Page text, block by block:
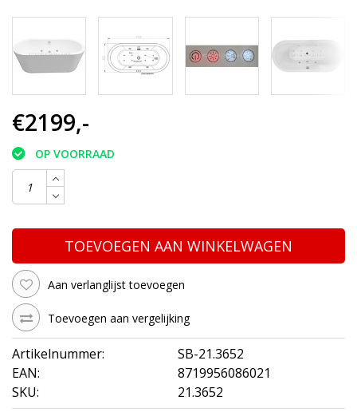
€2199,-
OP VOORRAAD
TOEVOEGEN AAN WINKELWAGEN
Aan verlanglijst toevoegen
Toevoegen aan vergelijking
Artikelnummer:
SB-21.3652
EAN:
8719956086021
SKU:
21.3652